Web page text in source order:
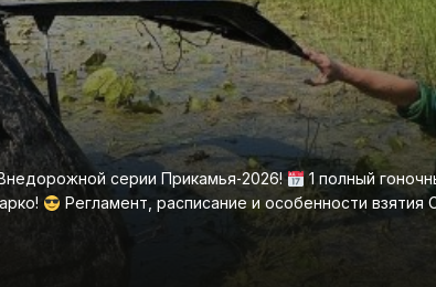
серии Прикамья‑2026! 1 полный
Регламент, расписание и особенности взятия